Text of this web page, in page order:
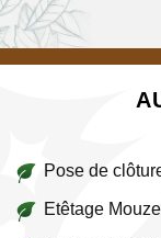
Pose de
Etêtage